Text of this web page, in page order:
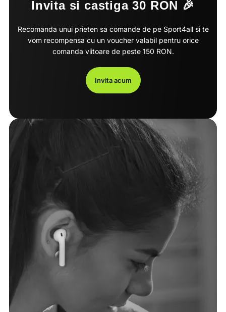
Invita si castiga 30 RON 🎉
Recomanda unui prieten sa comande de pe Sport4all si te
vom recompensa cu un voucher valabil pentru orice
comanda viitoare de peste 150 RON.
Invita acum